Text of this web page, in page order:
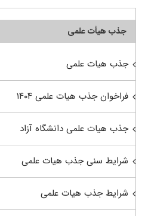
جذب هیأت علمی
جذب هیات علمی
فراخوان جذب هیات علمی ۱۴۰۴
جذب هیات علمی دانشگاه آزاد
شرایط سنی جذب هیات علمی
شرایط جذب هیات علمی